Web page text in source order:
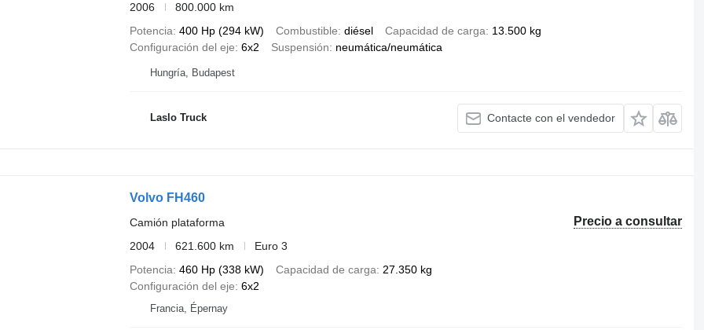
2006
800.000 km
Potencia 400 Hp (294 kW) Combustible diésel Capacidad de carga
13.500 kg
Configuración del eje 6x2 Suspensión neumática/neumática
Hungría, Budapest
Laslo Truck Contacte con el vendedor
Volvo FH460
Precio a consultar
Camión plataforma
2004
621.600 km
Euro 3
Potencia 460 Hp (338 kW) Capacidad de carga
27.350 kg
Configuración del eje 6x2
Francia, Épernay